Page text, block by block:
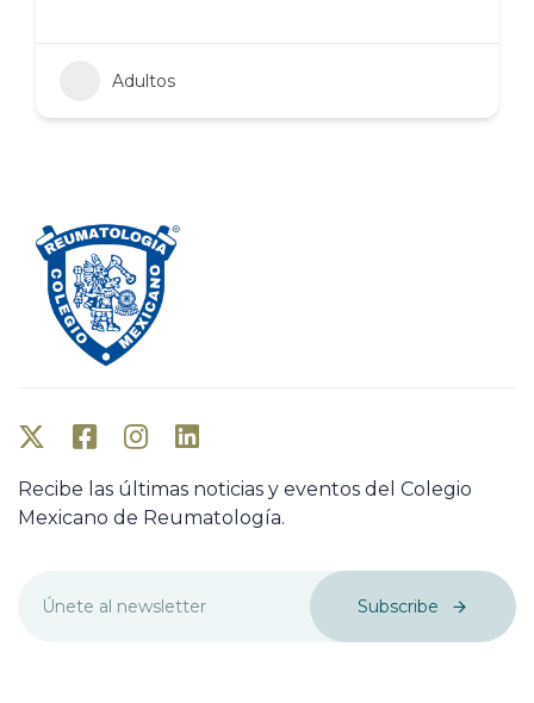
Adultos
Recibe las últimas noticias y eventos del Colegio
Mexicano de Reumatología.
Subscribe